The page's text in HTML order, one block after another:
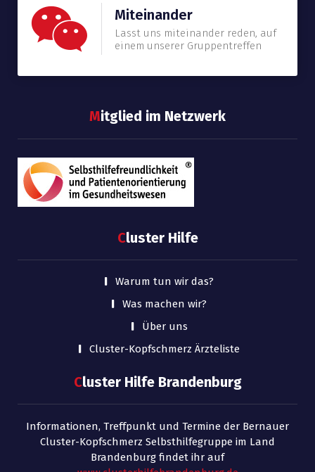
Miteinander
Lasst uns miteinander reden, auf
einem unserer Gruppentreffen
Mitglied im Netzwerk
Cluster Hilfe
Warum tun wir das?
Was machen wir?
Über uns
Cluster-Kopfschmerz Ärzteliste
Cluster Hilfe Brandenburg
Informationen, Treffpunkt und Termine der Bernauer
Cluster-Kopfschmerz Selbsthilfegruppe im Land
Brandenburg findet ihr auf